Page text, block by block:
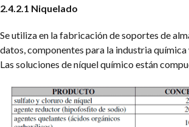
2.4.2.1 Niquelado
Se utiliza en la fabricación de soportes de
datos, componentes para la industria
Las soluciones de níquel químico están